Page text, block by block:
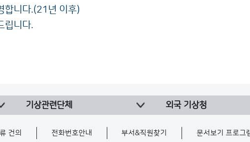
합니다.(21년 이후)
립니다.
기상관련단체 외국 기상청
건의 전화번호안내 부서&직원찾기 문서보기 프로그